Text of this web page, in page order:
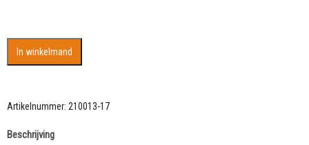
gram
In winkelmand
Artikelnummer: 210013-17
Beschrijving